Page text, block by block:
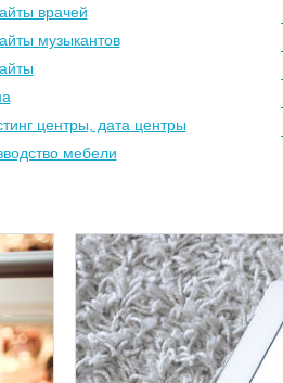
врачей
музыкантов
центры, дата центры
мебели